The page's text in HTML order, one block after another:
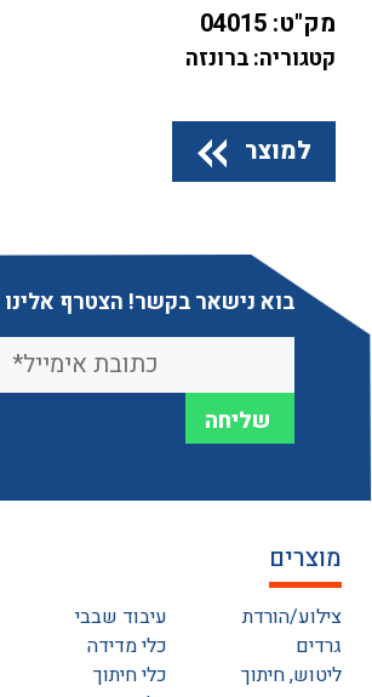
מק"ט: 04015
קטגוריה: ברונזה
למוצר
בוא נישאר בקשר! הצטרף אלינו
מוצרים
צילוע/הורדת
גרדים
ליטוש, חיתוך
עיבוד שבבי
כלי מדידה
כלי חיתוך